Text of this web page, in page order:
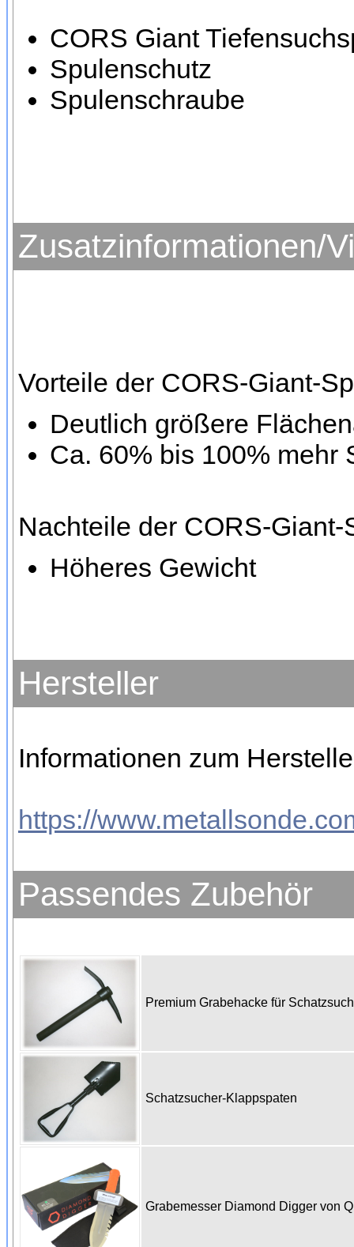
CORS Giant
Spulenschutz
Spulenschraube
Zusatzinformationen/
Vorteile der CORS-Giant-
Deutlich größere
Ca. 60% bis 100% mehr
Nachteile der CORS-
Höheres Gewicht
Hersteller
Informationen zum
https://
Passendes Zubehör
Premium Grabehacke für
Schatzsucher-Klappspaten
Grabemesser Diamond Digger von